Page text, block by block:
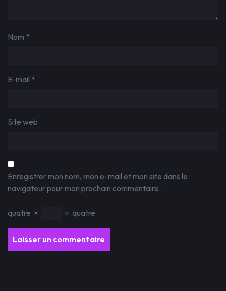
Nom *
E-mail *
Site web
Enregistrer mon nom, mon e-mail et mon site dans le
navigateur pour mon prochain commentaire.
quatre × = quatre